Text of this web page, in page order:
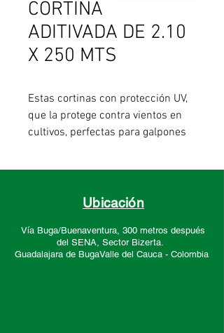
CORTINA
ADITIVADA DE 2.10
X 250 MTS
Estas cortinas con protección UV,
que la protege contra vientos en
cultivos, perfectas para galpones
aplicaciones adicionales.
Color: verde / blanco
Ubicación
Vía Buga/Buenaventura, 300 metros después
del SENA, Sector Bizerta.
Guadalajara de BugaValle del Cauca - Colombia